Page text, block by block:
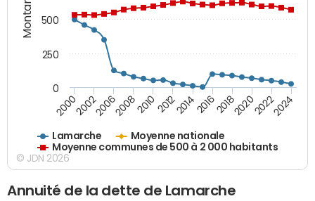
Lamarche
Moyenne nationale
Moyenne communes de 500 à 2 000 habitants
200020022006200820102012201420162018202020222024
0
250
500
© JDN 2026
Annuité de la dette de Lamarche